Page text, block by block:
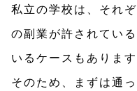
私立の学校は、それ
の副業が許されてい
いるケースもあります
そのため、まずは通